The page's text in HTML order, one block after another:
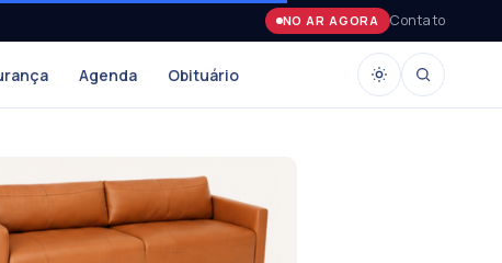
NO AR AGORA Contato
Agenda Obituário